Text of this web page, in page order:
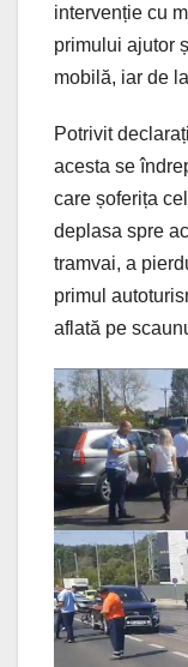
intervenție cu
primului ajutor
mobilă, iar de
Potrivit
acesta se
care șoferița
deplasa spre
tramvai, a
primul
aflată pe